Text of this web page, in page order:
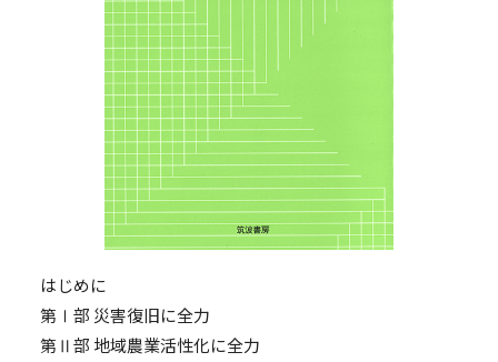
はじめに
第Ⅰ部 災害復旧に全力
第Ⅱ部 地域農業活性化に全力